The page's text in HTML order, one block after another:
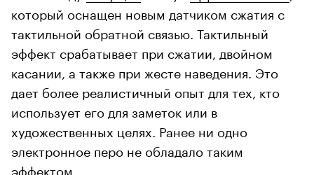
который оснащен новым датчиком сжатия с
тактильной обратной связью. Тактильный
эффект срабатывает при сжатии, двойном
касании, а также при жесте наведения. Это
дает более реалистичный опыт для тех, кто
использует его для заметок или в
художественных целях. Ранее ни одно
электронное перо не обладало таким
эффектом.